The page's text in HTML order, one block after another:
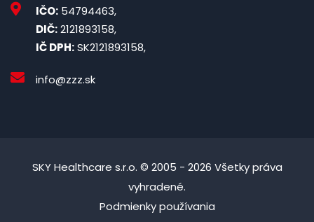
IČO: 54794463,
DIČ:2121893158,
IČ DPH:SK2121893158,
info@zzz.sk
SKY Healthcare s.r.o. © 2005 - 2026 Všetky práva
vyhradené.
Podmienky používania